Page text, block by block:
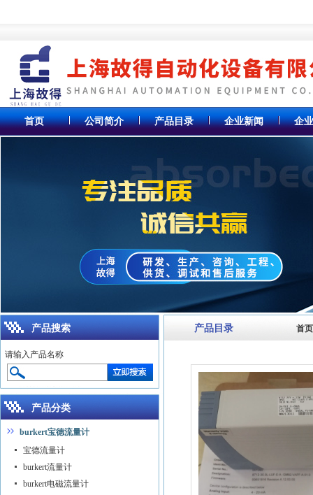
首页 公司简介 产品目录 企业新闻 企
产品目录 首页
产品搜索
请输入产品名称
产品分类
burkert宝德流量计
宝德流量计
burkert流量计
burkert电磁流量计